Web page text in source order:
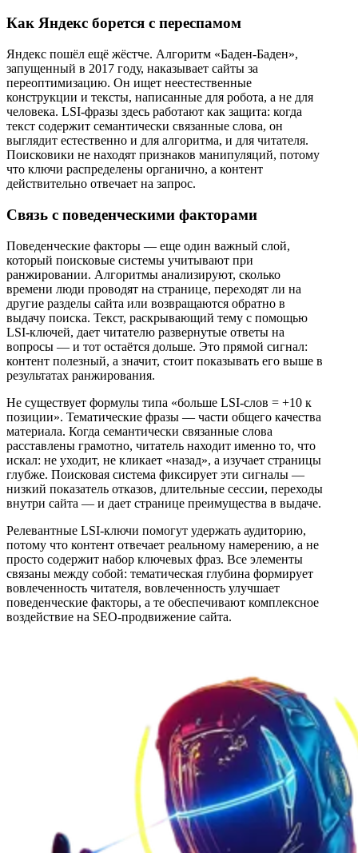
Как Яндекс борется с переспамом
Яндекс пошёл ещё жёстче. Алгоритм «Баден-Баден»,
запущенный в 2017 году, наказывает сайты за
переоптимизацию. Он ищет неестественные
конструкции и тексты, написанные для робота, а не для
человека. LSI-фразы здесь работают как защита: когда
текст содержит семантически связанные слова, он
выглядит естественно и для алгоритма, и для читателя.
Поисковики не находят признаков манипуляций, потому
что ключи распределены органично, а контент
действительно отвечает на запрос.
Связь с поведенческими факторами
Поведенческие факторы — еще один важный слой,
который поисковые системы учитывают при
ранжировании. Алгоритмы анализируют, сколько
времени люди проводят на странице, переходят ли на
другие разделы сайта или возвращаются обратно в
выдачу поиска. Текст, раскрывающий тему с помощью
LSI-ключей, дает читателю развернутые ответы на
вопросы — и тот остаётся дольше. Это прямой сигнал:
контент полезный, а значит, стоит показывать его выше в
результатах ранжирования.
Не существует формулы типа «больше LSI-слов = +10 к
позиции». Тематические фразы — части общего качества
материала. Когда семантически связанные слова
расставлены грамотно, читатель находит именно то, что
искал: не уходит, не кликает «назад», а изучает страницы
глубже. Поисковая система фиксирует эти сигналы —
низкий показатель отказов, длительные сессии, переходы
внутри сайта — и дает странице преимущества в выдаче.
Релевантные LSI-ключи помогут удержать аудиторию,
потому что контент отвечает реальному намерению, а не
просто содержит набор ключевых фраз. Все элементы
связаны между собой: тематическая глубина формирует
вовлеченность читателя, вовлеченность улучшает
поведенческие факторы, а те обеспечивают комплексное
воздействие на SEO-продвижение сайта.